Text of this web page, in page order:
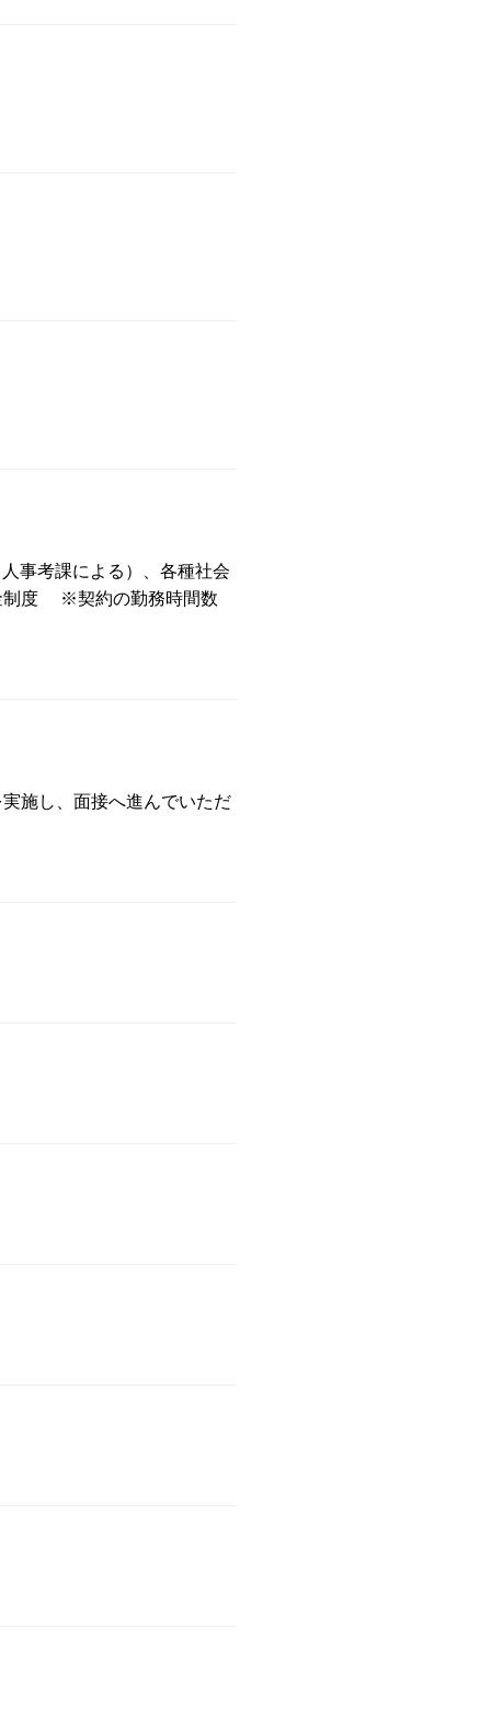
事考課による）、各種社会
制度 ※契約の勤務時間数
施し、面接へ進んでいただ